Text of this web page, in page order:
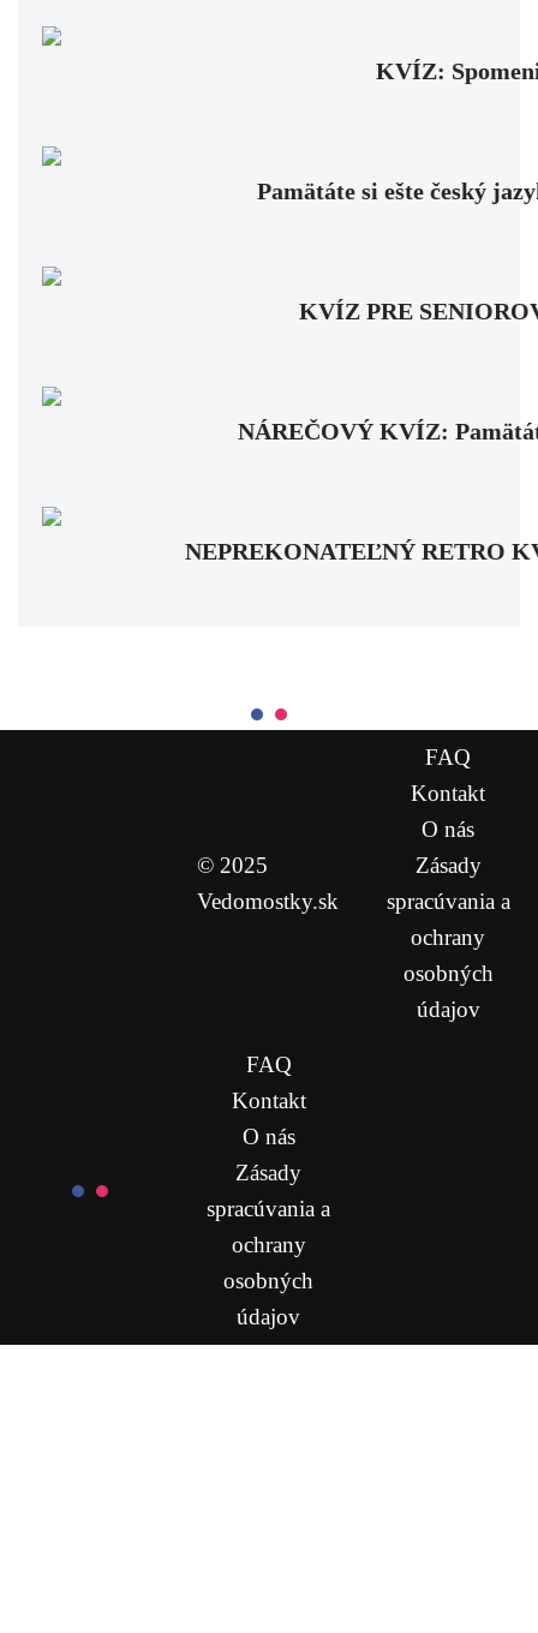
KVÍZ:
Pamätáte si ešte český
KVÍZ PRE
NÁREČOVÝ KVÍZ:
NEPREKONATEĽNÝ RETRO
© 2025
Vedomostky.sk
FAQ
Kontakt
O nás
Zásady
spracúvania a
ochrany
osobných
údajov
FAQ
Kontakt
O nás
Zásady
spracúvania a
ochrany
osobných
údajov